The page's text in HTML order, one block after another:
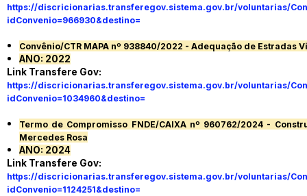
https://discricionarias.transferegov.sistema.gov.br/voluntarias/
idConvenio=966930&destino=
Convênio/CTR MAPA nº 938840/2022 - Adequação de Estradas
ANO: 2022
Link Transfere Gov:
https://discricionarias.transferegov.sistema.gov.br/voluntarias/
idConvenio=1034960&destino=
Termo de Compromisso FNDE/CAIXA nº 960762/2024 -
Mercedes Rosa
ANO: 2024
Link Transfere Gov:
https://discricionarias.transferegov.sistema.gov.br/voluntarias/
idConvenio=1124251&destino=